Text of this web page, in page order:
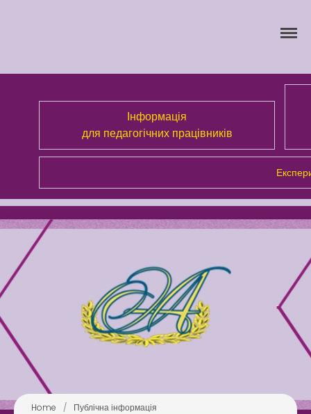
Про Академію
Розділи сайта
Бібліотека
Інформація
для педагогічних працівників
Home / Публічна інформація